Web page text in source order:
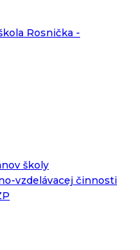
školy
vzdelávacej činnosti